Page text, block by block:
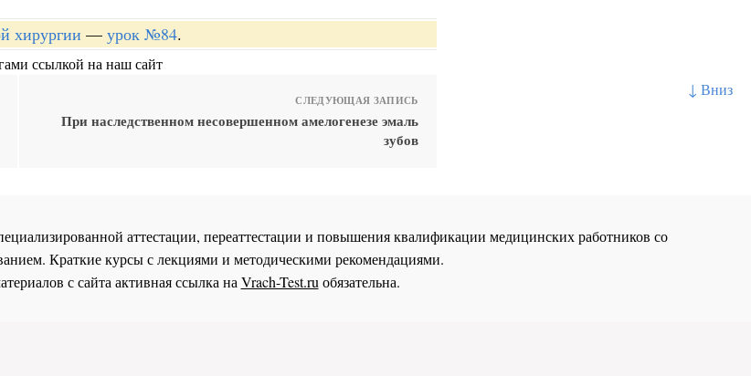
↓ Вниз
хирургии — урок №84.
ссылкой на наш сайт
СЛЕДУЮЩАЯ ЗАПИСЬ
При наследственном несовершенном амелогенезе эмаль
зубов
аттестации, переаттестации и повышения квалификации медицинских работников со
Краткие курсы с лекциями и методическими рекомендациями.
с сайта активная ссылка наVrach-Test.ruобязательна.